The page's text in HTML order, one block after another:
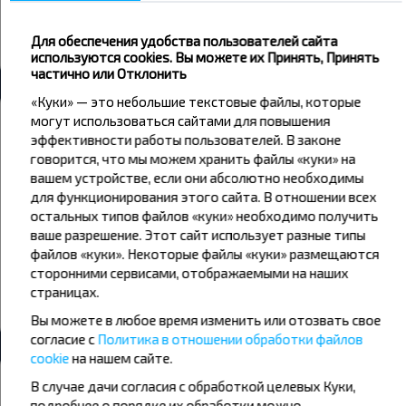
Парохонск Агро
Парохонск Разворот
Все автовокзалы Парохонск
Погода
08
+18°C Утро
+20°C
+17°C
09
+17°C Утро
+26°C День
+18°C
10
+20°C
+30°C
+23°C
Хотите путешествовать дешевле?
Не пропусти специальные акции, скидки и другие интересные
Для обеспечения удобства пользователей сайта
используются cookies. Вы можете их Принять, Принять
частично или Отклонить
«Куки» — это небольшие текстовые файлы, которые
могут использоваться сайтами для повышения
эффективности работы пользователей. В законе
говорится, что мы можем хранить файлы «куки» на
вашем устройстве, если они абсолютно необходимы
для функционирования этого сайта. В отношении всех
остальных типов файлов «куки» необходимо получить
ваше разрешение. Этот сайт использует разные типы
файлов «куки». Некоторые файлы «куки» размещаются
сторонними сервисами, отображаемыми на наших
страницах.
Вы можете в любое время изменить или отозвать свое
согласие сПолитика в отношении обработки файлов
cookieна нашем сайте.
В случае дачи согласия с обработкой целевых Куки,